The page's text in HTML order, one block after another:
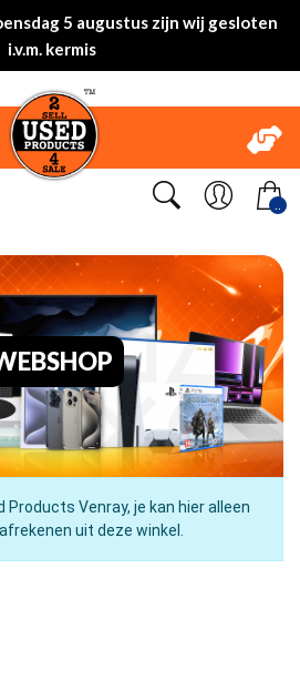
5 augustus zijn wij gesloten
i.v.m. kermis
..
Products Venray, je kan hier alleen
uit deze winkel.